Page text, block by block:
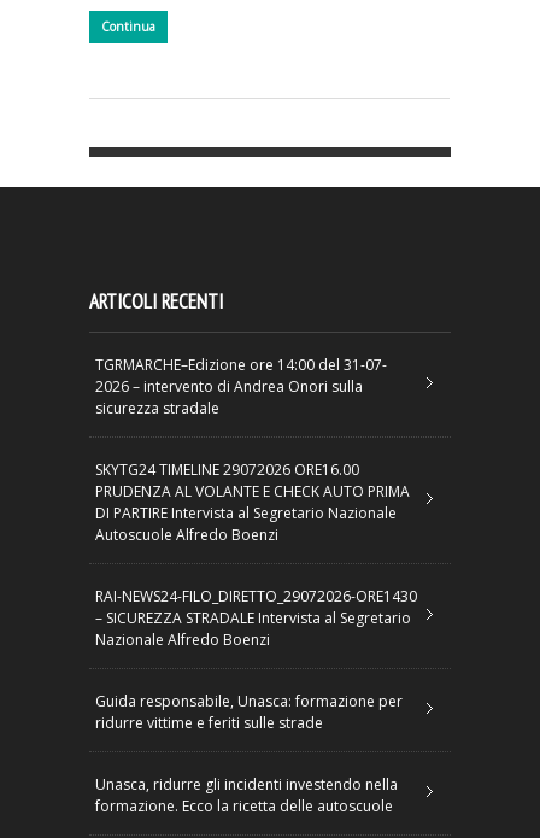
Continua
ARTICOLI RECENTI
TGRMARCHE–Edizione ore 14:00 del 31-07-
2026 – intervento di Andrea Onori sulla
sicurezza stradale
SKYTG24 TIMELINE 29072026 ORE16.00
PRUDENZA AL VOLANTE E CHECK AUTO PRIMA
DI PARTIRE Intervista al Segretario Nazionale
Autoscuole Alfredo Boenzi
RAI-NEWS24-FILO_DIRETTO_29072026-ORE1430
– SICUREZZA STRADALE Intervista al Segretario
Nazionale Alfredo Boenzi
Guida responsabile, Unasca: formazione per
ridurre vittime e feriti sulle strade
Unasca, ridurre gli incidenti investendo nella
formazione. Ecco la ricetta delle autoscuole